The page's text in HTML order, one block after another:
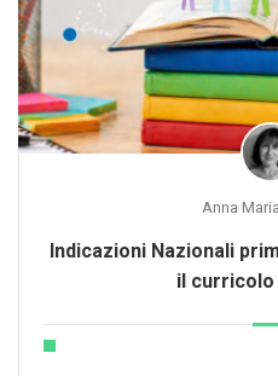
Anna
Indicazioni Nazionali
il